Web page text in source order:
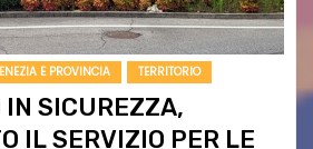
E PROVINCIA TERRITORIO
IN SICUREZZA,
IL SERVIZIO PER LE